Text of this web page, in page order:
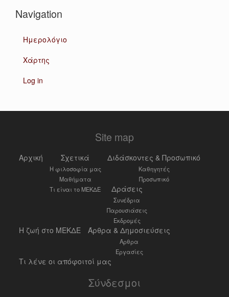
Navigation
Ημερολόγιο
Χάρτης
Log in
Site map
Αρχική Σχετικά
Η φιλοσοφία μας
Μαθήματα
Τι είναι το ΜΕΚΔΕ
Διδάσκοντες & Προσωπικό
Καθηγητές
Προσωπικό
Δράσεις
Συνέδρια
Παρουσιάσεις
Εκδρομές
Η ζωή στο ΜΕΚΔΕ Άρθρα & Δημοσιεύσεις
Άρθρα
Εργασίες
Τι λένε οι απόφοιτοί μας
Σύνδεσμοι